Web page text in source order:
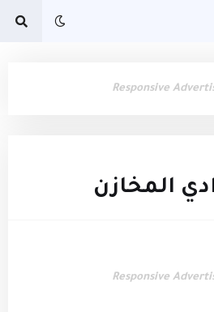
Responsive
المخازن
Responsive